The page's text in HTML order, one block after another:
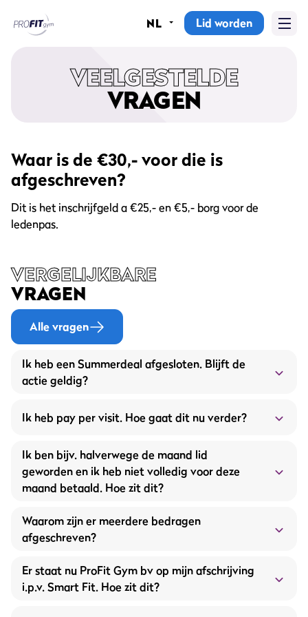
Sportscholen
Abonnementen
Groepslessen
Lesrooster
Alle groepslessen
NL Lid worden
VEELGESTELDE
VRAGEN
Waar is de €30,- voor die is
afgeschreven?
Dit is het inschrijfgeld a €25,- en €5,- borg voor de
ledenpas.
VERGELIJKBARE
VRAGEN
Alle vragen
Ik heb een Summerdeal afgesloten. Blijft de
actie geldig?
Ik heb pay per visit. Hoe gaat dit nu verder?
Ik ben bijv. halverwege de maand lid
geworden en ik heb niet volledig voor deze
maand betaald. Hoe zit dit?
Waarom zijn er meerdere bedragen
afgeschreven?
Er staat nu ProFit Gym bv op mijn afschrijving
i.p.v. Smart Fit. Hoe zit dit?